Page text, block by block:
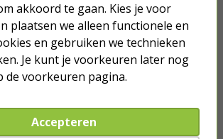
Stopcontact voor buiten | PEHA |
M20 (Randaarde, Grijs)
18,95
akkoord te gaan. Kies je voor
plaatsen we alleen functionele en
en gebruiken we technieken
Je kunt je voorkeuren later nog
de voorkeuren pagina.
Accepteren